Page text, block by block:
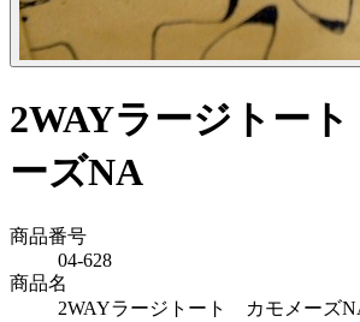
2WAYラージトー
ーズNA
商品番号
04-628
商品名
2WAYラージトート カモメーズ